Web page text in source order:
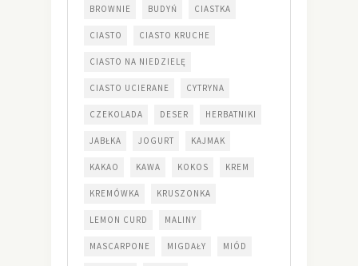
BROWNIE BUDYŃ CIASTKA
CIASTO CIASTO KRUCHE
CIASTO NA NIEDZIELĘ
CIASTO UCIERANE CYTRYNA
CZEKOLADA DESER HERBATNIKI
JABŁKA JOGURT KAJMAK
KAKAO KAWA KOKOS KREM
KREMÓWKA KRUSZONKA
LEMON CURD MALINY
MASCARPONE MIGDAŁY MIÓD